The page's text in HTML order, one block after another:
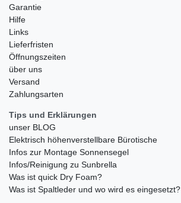
Garantie
Hilfe
Links
Lieferfristen
Öffnungszeiten
über uns
Versand
Zahlungsarten
Tips und Erklärungen
unser BLOG
Elektrisch höhenverstellbare Bürotische
Infos zur Montage Sonnensegel
Infos/Reinigung zu Sunbrella
Was ist quick Dry Foam?
Was ist Spaltleder und wo wird es eingesetzt?